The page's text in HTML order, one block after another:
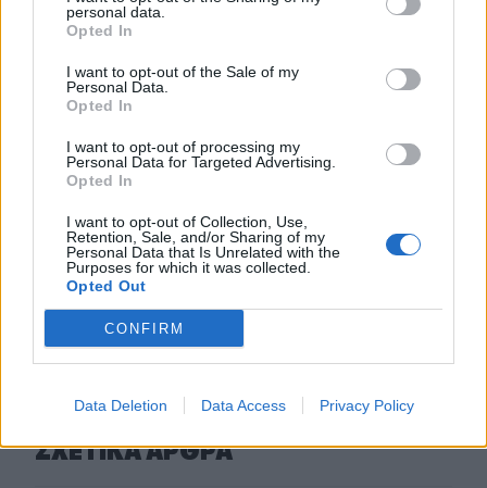
personal data.
Opted In
I want to opt-out of the Sale of my
Personal Data.
Opted In
I want to opt-out of processing my
Personal Data for Targeted Advertising.
Opted In
I want to opt-out of Collection, Use,
Retention, Sale, and/or Sharing of my
Personal Data that Is Unrelated with the
Purposes for which it was collected.
Opted Out
CONFIRM
Data Deletion Data Access Privacy Policy
14:36
περιστατικό με drone στο αεροδρόμιο της Λειψίας
Χανιά: Θάνατος 64χρονου σε πισίνα ξενοδοχείου - Μια
σύλληψη
ΠΕΡΙΣΣΟΤΕΡΑ
ΣΧΕΤΙΚA AΡΘΡΑ